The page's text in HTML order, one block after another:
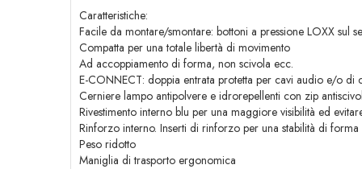
Caratteristiche:
Facile da montare/smontare: bottoni a pressione LOXX sul
Compatta per una totale libertà di movimento
Ad accoppiamento di forma, non scivola ecc.
E-CONNECT: doppia entrata protetta per cavi audio e/o di
Cerniere lampo antipolvere e idrorepellenti con zip
Rivestimento interno blu per una maggiore visibilità ed
Rinforzo interno. Inserti di rinforzo per una stabilità di
Peso ridotto
Maniglia di trasporto ergonomica